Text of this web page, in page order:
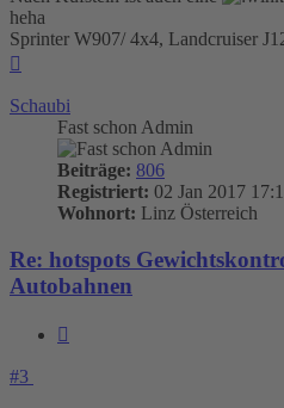
heha
Sprinter W907/ 4x4, Landcruiser
Schaubi
Fast schon Admin
Beiträge: 806
Registriert: 02 Jan 2017
Wohnort: Linz Österreich
Re: hotspots
Autobahnen
#3